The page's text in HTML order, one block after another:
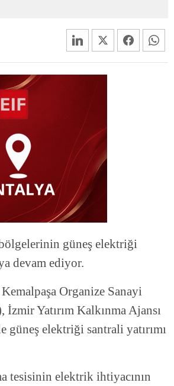
güneş elektriği
devam ediyor.
Organize Sanayi
Yatırım Kalkınma Ajansı
güneş elektriği santrali yatırımı
tesisinin elektrik ihtiyacının